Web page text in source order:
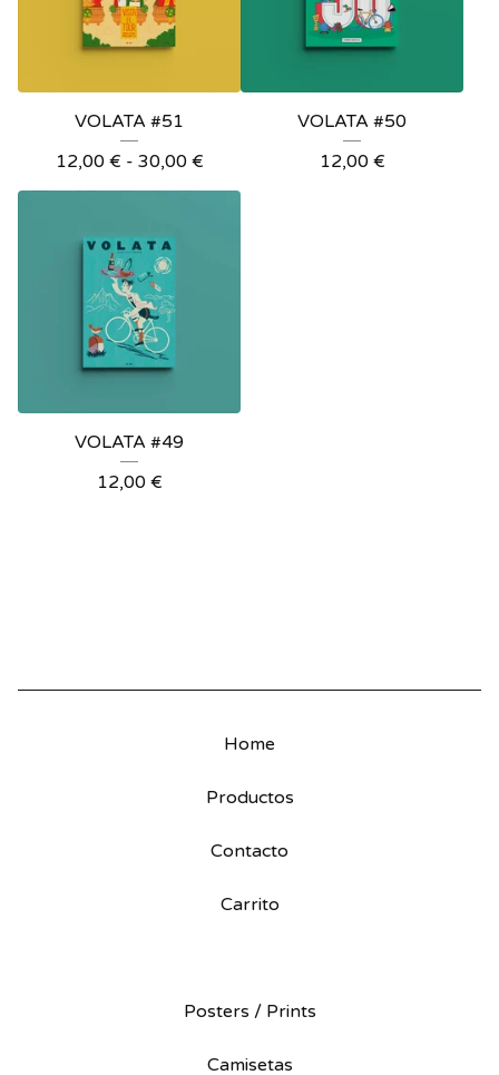
VOLATA #51
12,00 € - 30,00 €
VOLATA #50
12,00 €
VOLATA #49
12,00 €
Home
Productos
Contacto
Carrito
Posters / Prints
Camisetas